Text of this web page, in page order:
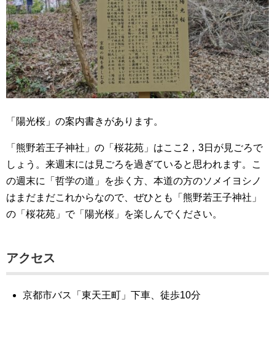
「陽光桜」の案内書きがあります。
「熊野若王子神社」の「桜花苑」はここ2，3日が見ごろで
しょう。来週末には見ごろを過ぎていると思われます。こ
の週末に「哲学の道」を歩く方、本道の方のソメイヨシノ
はまだまだこれからなので、ぜひとも「熊野若王子神社」
の「桜花苑」で「陽光桜」を楽しんでください。
アクセス
京都市バス「東天王町」下車、徒歩10分